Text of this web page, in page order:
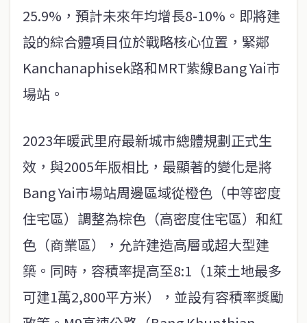
25.9%，預計未來年均增長8-10%。即將建
設的綜合體項目位於戰略核心位置，緊鄰
Kanchanaphisek路和MRT紫線Bang Yai市
場站。
2023年暖武里府最新城市總體規劃正式生
效，與2005年版相比，最顯著的變化是將
Bang Yai市場站周邊區域從橙色（中等密度
住宅區）調整為棕色（高密度住宅區）和紅
色（商業區），允許建造高層或超大型建
築。同時，容積率提高至8:1（1萊土地最多
可建1萬2,800平方米），並設有容積率獎勵